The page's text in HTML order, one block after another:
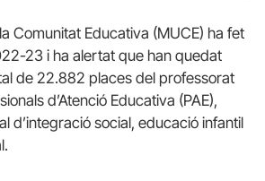
Comunitat Educativa (MUCE) ha fet
23 i ha alertat que han quedat
de 22.882 places del professorat
d’Atenció Educativa (PAE),
d’integració social, educació infantil